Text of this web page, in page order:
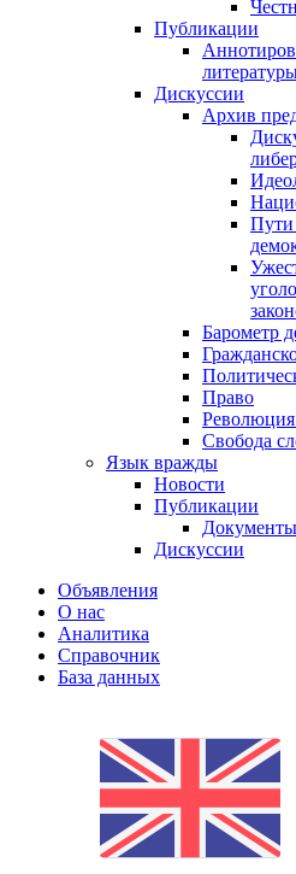
Публикации
Дискуссии
Архив
Пути
Барометр
Право
Свобода
Язык вражды
Новости
Публикации
Дискуссии
Объявления
О нас
Аналитика
Справочник
База данных